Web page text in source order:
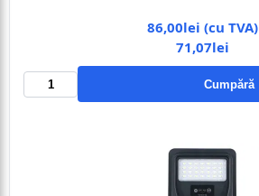
86,00lei (cu TVA)
71,07lei
Cumpără